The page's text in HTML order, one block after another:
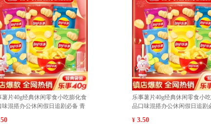
膨化食
必备 岩
乐事薯片40g经典休闲零食小吃膨化食
品口味混搭办公休闲假日追剧必备 经